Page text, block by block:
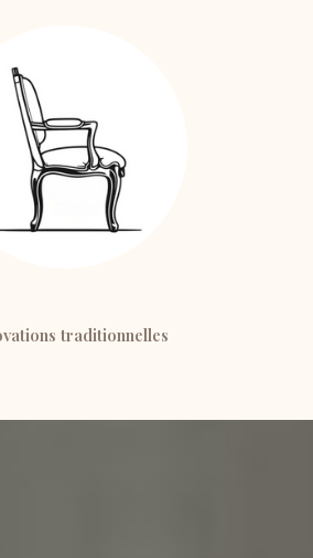
traditionnelles